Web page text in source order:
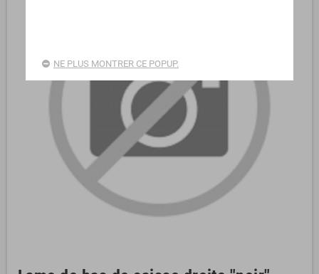
NE PLUS MONTRER CE POPUP.